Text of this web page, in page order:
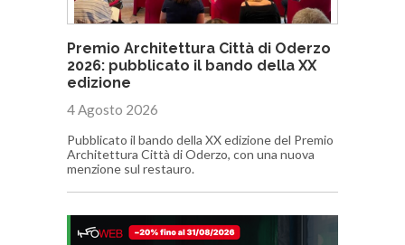
Premio Architettura Città di Oderzo
2026: pubblicato il bando della XX
edizione
4 Agosto 2026
Pubblicato il bando della XX edizione del Premio
Architettura Città di Oderzo, con una nuova
menzione sul restauro.